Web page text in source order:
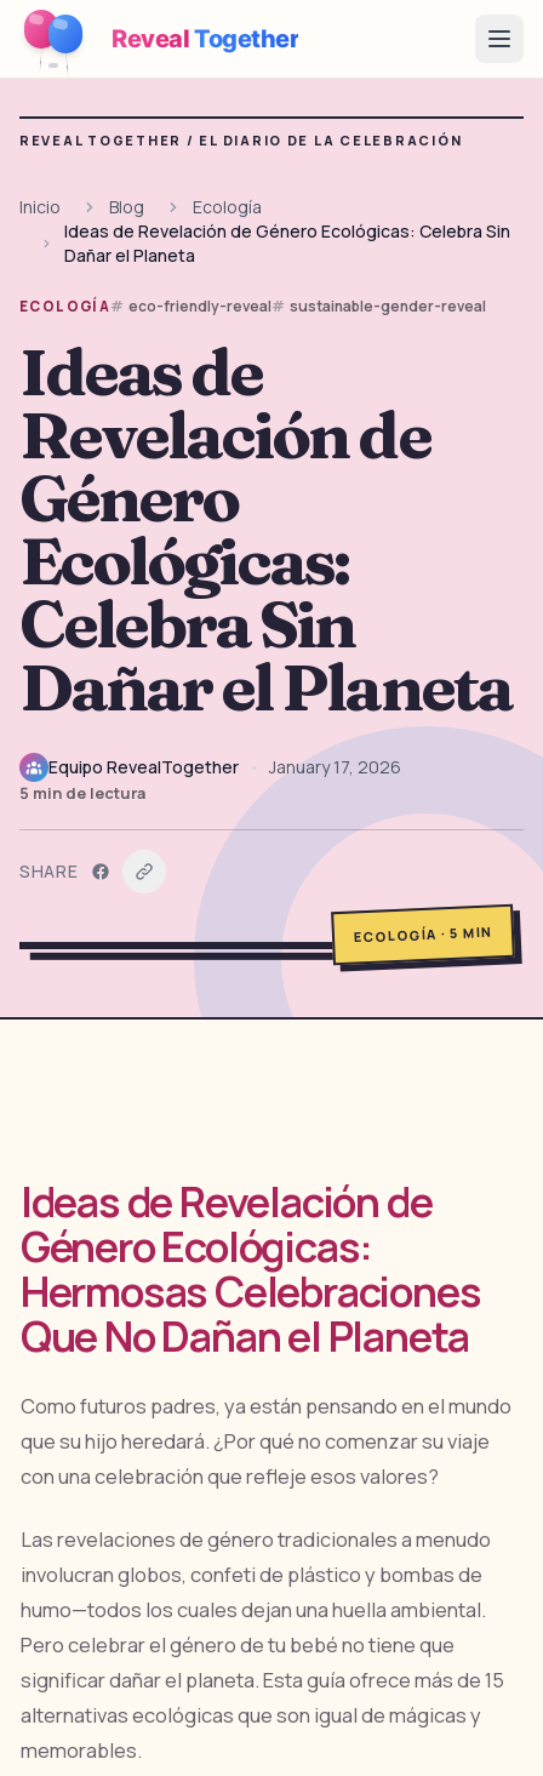
RevealTogether
Cómo Funciona
Juegos
Blog
Precios
Planear la fiesta
Juegos, imprimibles e ideas prácticas gratis
Kit imprimible gratis
Herramientas Gratis
Temas
Comenzar
FR 🇪🇸ES
REVEAL TOGETHER / EL DIARIO DE LA CELEBRACIÓN
Inicio Blog
Ecología
Ideas de Revelación de Género Ecológicas: Celebra Sin
Dañar el Planeta
ECOLOGÍA eco-friendly-reveal sustainable-gender-reveal
Ideas de
Revelación de
Género
Ecológicas:
Celebra Sin
Dañar el Planeta
Equipo RevealTogether • January 17, 2026
5 min de lectura
SHARE
ECOLOGÍA ·5 MIN
Ideas de Revelación de
Género Ecológicas:
Hermosas Celebraciones
Que No Dañan el Planeta
Como futuros padres, ya están pensando en el mundo
que su hijo heredará. ¿Por qué no comenzar su viaje
con una celebración que refleje esos valores?
Las revelaciones de género tradicionales a menudo
involucran globos, confeti de plástico y bombas de
humo—todos los cuales dejan una huella ambiental.
Pero celebrar el género de tu bebé no tiene que
significar dañar el planeta. Esta guía ofrece más de 15
alternativas ecológicas que son igual de mágicas y
memorables.